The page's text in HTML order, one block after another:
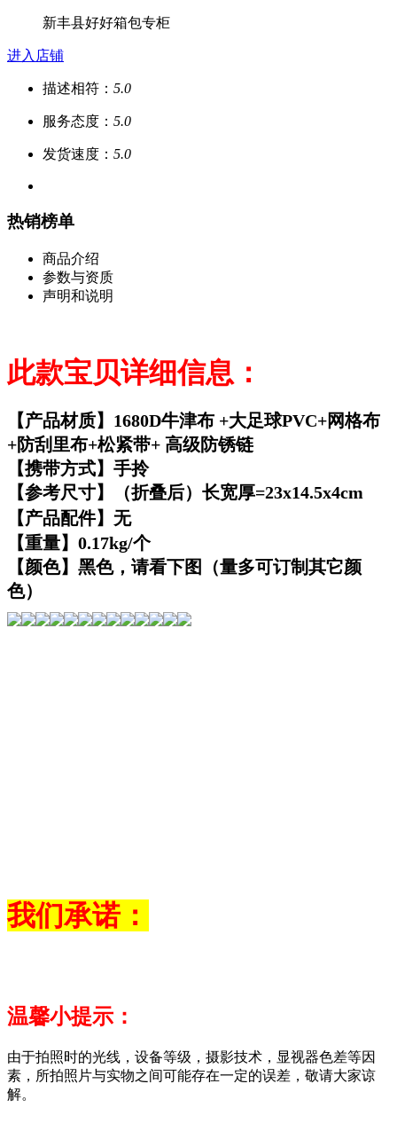
新丰县好好箱包专柜
进入店铺
描述相符： 5.0
服务态度： 5.0
发货速度： 5.0
热销榜单
商品介绍
参数与资质
声明和说明
此款宝贝详细信息：
【产品材质】1680D牛津布 +大足球PVC+网格布
+防刮里布+松紧带+ 高级防锈链
【携带方式】手拎
【参考尺寸】（折叠后）长宽厚=23x14.5x4cm
【产品配件】无
【重量】0.17kg/个
【颜色】黑色，请看下图（量多可订制其它颜
色）
我们承诺：
温馨小提示：
由于拍照时的光线，设备等级，摄影技术，显视器色差等因
素，所拍照片与实物之间可能存在一定的误差，敬请大家谅
解。